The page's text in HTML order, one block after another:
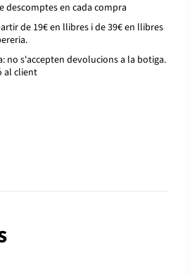
descomptes en cada compra
de 19€ en llibres i de 39€ en llibres
no s'accepten devolucions a la botiga.
al client